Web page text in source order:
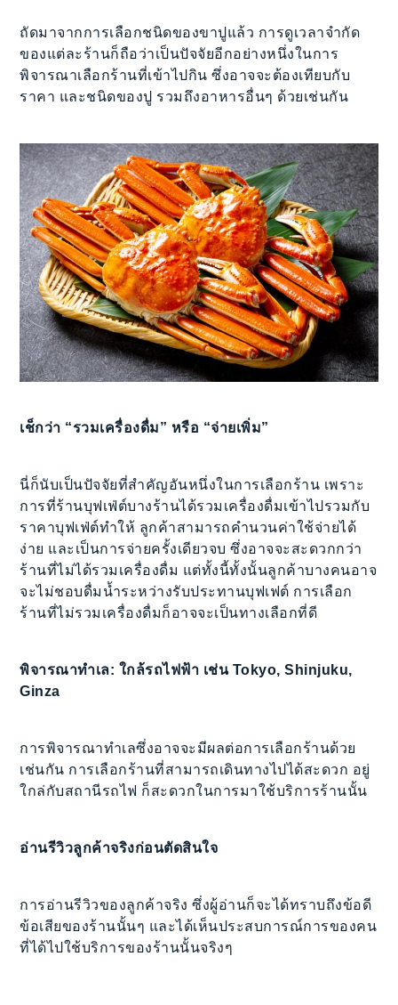
ถัดมาจากการเลือกชนิดของขาปูแล้ว การดูเวลาจำกัด
ของแต่ละร้านก็ถือว่าเป็นปัจจัยอีกอย่างหนึ่งในการ
พิจารณาเลือกร้านที่เข้าไปกิน ซึ่งอาจจะต้องเทียบกับ
ราคา และชนิดของปู รวมถึงอาหารอื่นๆ ด้วยเช่นกัน
เช็กว่า “รวมเครื่องดื่ม” หรือ “จ่ายเพิ่ม”
นี่ก็นับเป็นปัจจัยที่สำคัญอันหนึ่งในการเลือกร้าน เพราะ
การที่ร้านบุฟเฟ่ต์บางร้านได้รวมเครื่องดื่มเข้าไปรวมกับ
ราคาบุฟเฟ่ต์ทำให้ ลูกค้าสามารถคำนวนค่าใช้จ่ายได้
ง่าย และเป็นการจ่ายครั้งเดียวจบ ซึ่งอาจจะสะดวกกว่า
ร้านที่ไม่ได้รวมเครื่องดื่ม แต่ทั้งนี้ทั้งนั้นลูกค้าบางคนอาจ
จะไม่ชอบดื่มน้ำระหว่างรับประทานบุฟเฟต์ การเลือก
ร้านที่ไม่รวมเครื่องดื่มก็อาจจะเป็นทางเลือกที่ดี
พิจารณาทำเล: ใกล้รถไฟฟ้า เช่น Tokyo, Shinjuku,
Ginza
การพิจารณาทำเลซึ่งอาจจะมีผลต่อการเลือกร้านด้วย
เช่นกัน การเลือกร้านที่สามารถเดินทางไปได้สะดวก อยู่
ใกล่กับสถานีรถไฟ ก็สะดวกในการมาใช้บริการร้านนั้น
อ่านรีวิวลูกค้าจริงก่อนตัดสินใจ
การอ่านรีวิวของลูกค้าจริง ซึ่งผู้อ่านก็จะได้ทราบถึงข้อดี
ข้อเสียของร้านนั้นๆ และได้เห็นประสบการณ์การของคน
ที่ได้ไปใช้บริการของร้านนั้นจริงๆ